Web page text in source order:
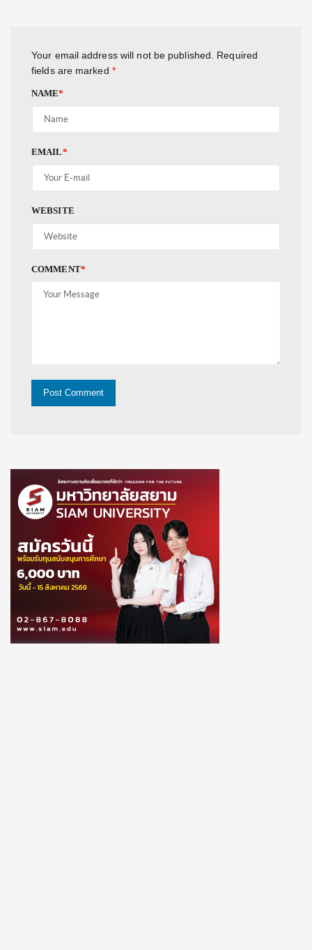
Your email address will not be published.
Required
fields are marked *
NAME*
EMAIL*
WEBSITE
COMMENT*